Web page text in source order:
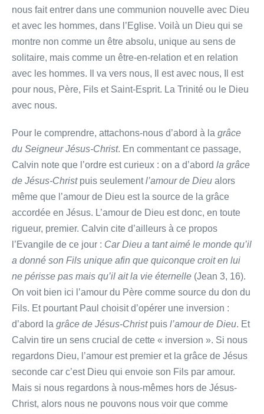
nous fait entrer dans une communion nouvelle avec Dieu
et avec les hommes, dans l’Eglise. Voilà un Dieu qui se
montre non comme un être absolu, unique au sens de
solitaire, mais comme un être-en-relation et en relation
avec les hommes. Il va vers nous, Il est avec nous, Il est
pour nous, Père, Fils et Saint-Esprit. La Trinité ou le Dieu
avec nous.
Pour le comprendre, attachons-nous d’abord à la grâce
du Seigneur Jésus-Christ. En commentant ce passage,
Calvin note que l’ordre est curieux : on a d’abord la grâce
de Jésus-Christpuis seulementl’amour de Dieu alors
même que l’amour de Dieu est la source de la grâce
accordée en Jésus. L’amour de Dieu est donc, en toute
rigueur, premier. Calvin cite d’ailleurs à ce propos
l’Evangile de ce jour : Car Dieu a tant aimé le monde qu’il
a donné son Fils unique afin que quiconque croit en lui
ne périsse pas mais qu’il ait la vie éternelle (Jean 3, 16).
On voit bien ici l’amour du Père comme source du don du
Fils. Et pourtant Paul choisit d’opérer une inversion :
d’abord la grâce de Jésus-Christ puis l’amour de Dieu. Et
Calvin tire un sens crucial de cette « inversion ». Si nous
regardons Dieu, l’amour est premier et la grâce de Jésus
seconde car c’est Dieu qui envoie son Fils par amour.
Mais si nous regardons à nous-mêmes hors de Jésus-
Christ, alors nous ne pouvons nous voir que comme